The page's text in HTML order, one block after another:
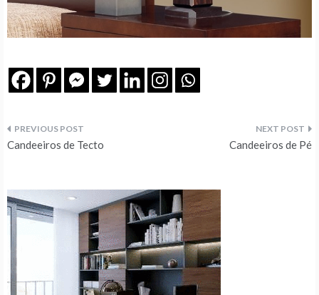
Navegação
artigos
Candeeiros de Tecto Candeeiros de Pé